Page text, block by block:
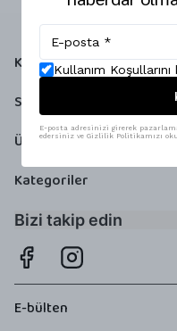
Kurumsal
Sözleşmeler
Üyelik
Kategoriler
Bizi takip edin
E-bülten
Kullanım
E-posta adresinizi girerek
edersiniz ve Gizlilik Politikamızı